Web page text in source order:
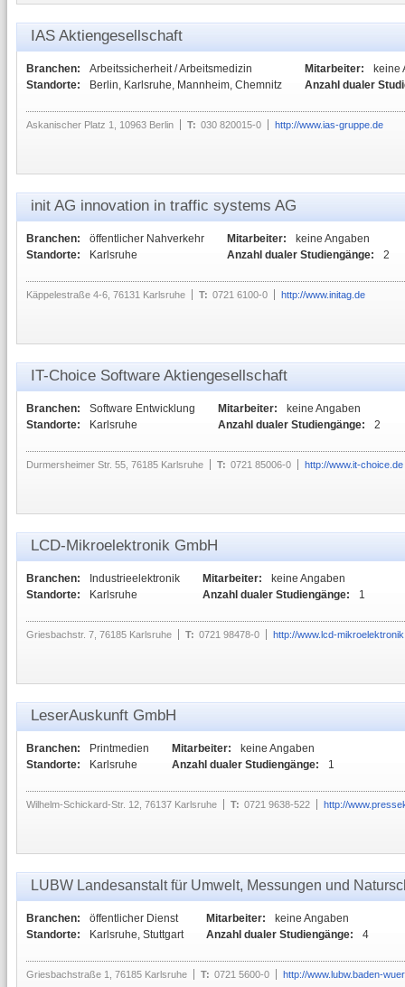
IAS Aktiengesellschaft
Branchen:
Arbeitssicherheit / Arbeitsmedizin
Standorte:
Berlin, Karlsruhe, Mannheim, Chemnitz
Mitarbeiter:
keine
Anzahl dualer
Askanischer Platz 1, 10963 Berlin T: 030 820015-0 http://www.ias-gruppe.de
init AG innovation in traffic systems AG
Branchen:
öffentlicher Nahverkehr
Standorte:
Karlsruhe
Mitarbeiter:
keine Angaben
Anzahl dualer Studiengänge:
2
Käppelestraße 4-6, 76131 Karlsruhe T: 0721 6100-0 http://www.initag.de
IT-Choice Software Aktiengesellschaft
Branchen:
Software Entwicklung
Standorte:
Karlsruhe
Mitarbeiter:
keine Angaben
Anzahl dualer Studiengänge:
2
Durmersheimer Str. 55, 76185 Karlsruhe T: 0721 85006-0 http://www.it-choice.de
LCD-Mikroelektronik GmbH
Branchen:
Industrieelektronik
Standorte:
Karlsruhe
Mitarbeiter:
keine Angaben
Anzahl dualer Studiengänge:
1
Griesbachstr. 7, 76185 Karlsruhe T: 0721 98478-0 http://www.lcd-
LeserAuskunft GmbH
Branchen:
Printmedien
Standorte:
Karlsruhe
Mitarbeiter:
keine Angaben
Anzahl dualer Studiengänge:
1
Wilhelm-Schickard-Str. 12, 76137 Karlsruhe T: 0721 9638-522 http://
LUBW Landesanstalt für Umwelt, Messungen und
Branchen:
öffentlicher Dienst
Standorte:
Karlsruhe, Stuttgart
Mitarbeiter:
keine Angaben
Anzahl dualer Studiengänge:
4
Griesbachstraße 1, 76185 Karlsruhe T: 0721 5600-0 http://www.lubw.baden-